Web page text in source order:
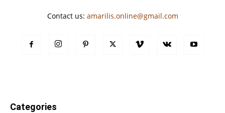
Contact us: amarilis.online@gmail.com
Categories